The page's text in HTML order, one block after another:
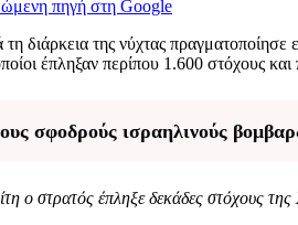
πηγή στη Google
διάρκεια της νύχτας πραγματοποίησε
έπληξαν περίπου 1.600 στόχους
σφοδρούς ισραηλινούς
ο στρατός έπληξε δεκάδες στόχους